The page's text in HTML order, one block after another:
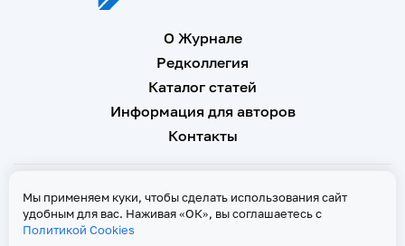
О Журнале
Редколлегия
Каталог статей
Информация для авторов
Контакты
Свидетельство о регистрации Эл № ФС 77 - 67146 от 16
сентября 2016 г
Мы применяем куки, чтобы сделать использования сайт
удобным для вас. Наживая «ОК», вы соглашаетесь с
Политикой Cookies